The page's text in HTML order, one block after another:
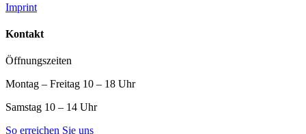
Imprint
Kontakt
Öffnungszeiten
Montag – Freitag 10 – 18 Uhr
Samstag 10 – 14 Uhr
So erreichen Sie uns